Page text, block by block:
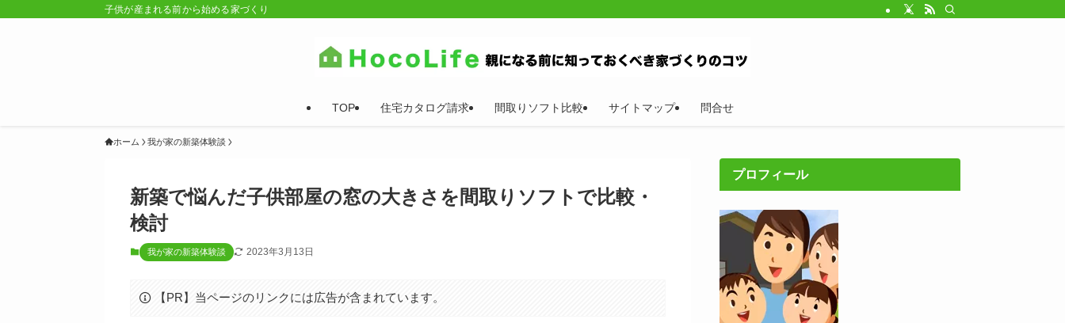
子供が産まれる前から始める家づくり
TOP 住宅カタログ請求 間取りソフト比較 サイトマップ 問合せ
ホーム 我が家の新築体験談
新築で悩んだ子供部屋の窓の大きさを間取りソフトで比較・
検討
我が家の新築体験談 2023年3月13日
【PR】当ページのリンクには広告が含まれています。
プロフィール